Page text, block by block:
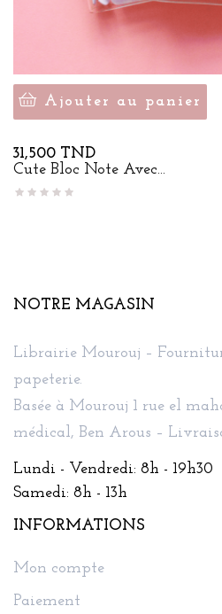
Ajouter au panier
Prix
31,500 TND
Cute Bloc Note Avec...
NOTRE MAGASIN
Librairie Mourouj –
papeterie.
Basée à Mourouj 1 rue el
médical, Ben Arous –
Lundi - Vendredi: 8h - 19h30
Samedi: 8h - 13h
INFORMATIONS
Mon compte
Paiement